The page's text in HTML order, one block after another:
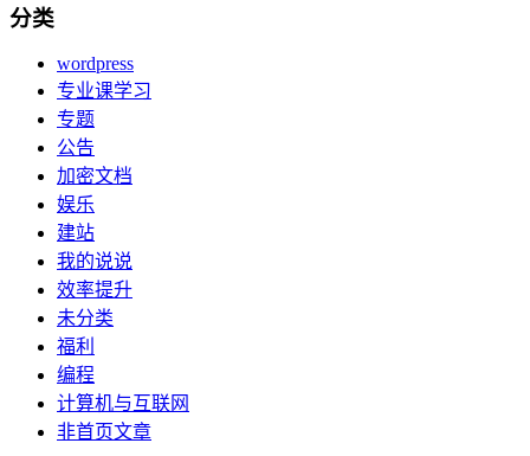
分类
wordpress
专业课学习
专题
公告
加密文档
娱乐
建站
我的说说
效率提升
未分类
福利
编程
计算机与互联网
非首页文章